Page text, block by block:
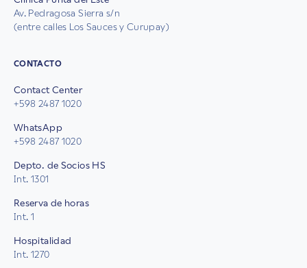
Av. Pedragosa Sierra s/n
(entre calles Los Sauces y Curupay)
CONTACTO
Contact Center
+598 2487 1020
WhatsApp
+598 2487 1020
Depto. de Socios HS
Int. 1301
Reserva de horas
Int. 1
Hospitalidad
Int. 1270